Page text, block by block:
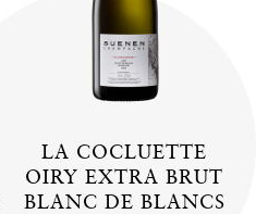
LA COCLUETTE
OIRY EXTRA BRUT
BLANC DE BLANCS